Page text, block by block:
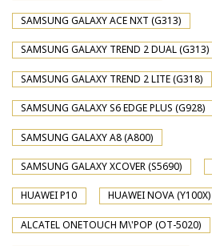
SAMSUNG GALAXY ACE NXT (G313)
SAMSUNG GALAXY TREND 2 DUAL (G313)
SAMSUNG GALAXY TREND 2 LITE (G318)
SAMSUNG GALAXY S6 EDGE PLUS (G928)
SAMSUNG GALAXY A8 (A800)
SAMSUNG GALAXY XCOVER (S5690)
HUAWEI P10 HUAWEI NOVA (Y100X)
ALCATEL ONETOUCH M\'POP (OT-5020)